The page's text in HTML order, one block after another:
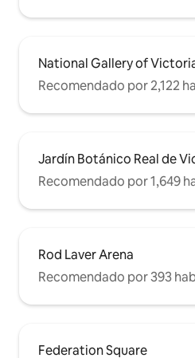
National Gallery of
Recomendado por 2,122
Jardín Botánico Real de
Recomendado por 1,649
Rod Laver Arena
Recomendado por 393
Federation Square